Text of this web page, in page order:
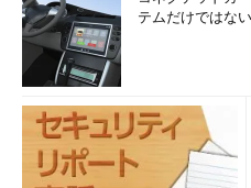
テムだけではない